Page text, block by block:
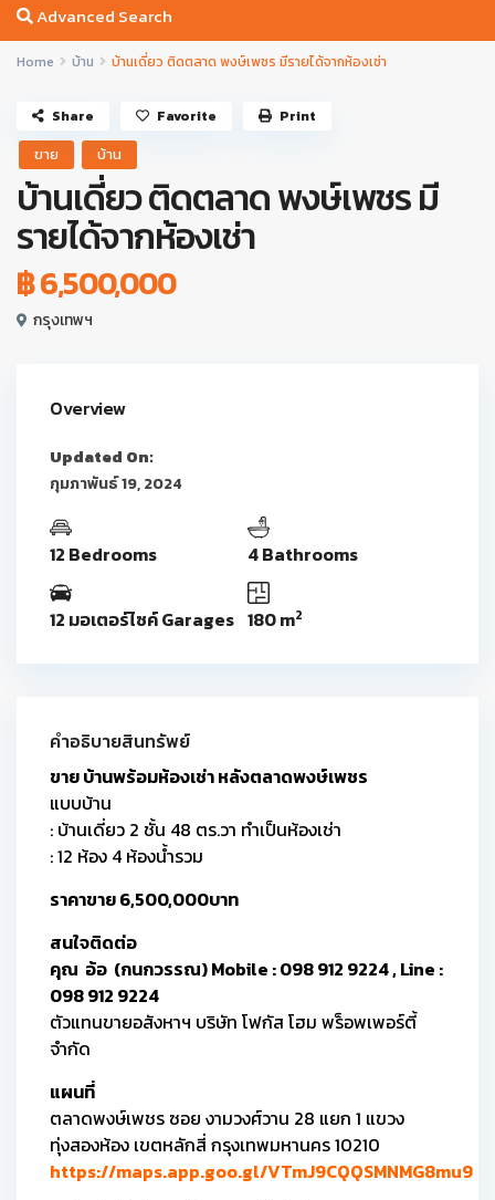
Advanced Search
Home บ้าน บ้านเดี่ยว ติดตลาด พงษ์เพชร มีรายได้จากห้องเช่า
ขาย บ้าน
บ้านเดี่ยว ติดตลาด พงษ์เพชร มี
รายได้จากห้องเช่า
฿ 6,500,000
กรุงเทพฯ
Share Favorite Print
Overview
Updated On:
กุมภาพันธ์ 19, 2024
12 Bedrooms 4 Bathrooms
12 มอเตอร์ไซค์ Garages 180 m2
คำอธิบายสินทรัพย์
ขาย บ้านพร้อมห้องเช่า หลังตลาดพงษ์เพชร
แบบบ้าน
: บ้านเดี่ยว 2 ชั้น 48 ตร.วา ทำเป็นห้องเช่า
: 12 ห้อง 4 ห้องน้ำรวม
ราคาขาย 6,500,000บาท
สนใจติดต่อ
คุณ อ้อ (กนกวรรณ) Mobile : 098 912 9224 , Line :
098 912 9224
ตัวแทนขายอสังหาฯ บริษัท โฟกัส โฮม พร็อพเพอร์ตี้
จำกัด
แผนที่
ตลาดพงษ์เพชร ซอย งามวงศ์วาน 28 แยก 1 แขวง
ทุ่งสองห้อง เขตหลักสี่ กรุงเทพมหานคร 10210
https://maps.app.goo.gl/VTmJ9CQQSMNMG8mu9